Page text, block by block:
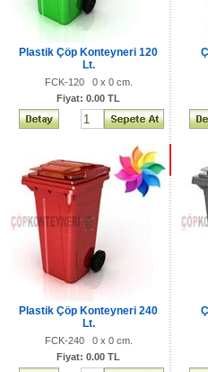
Plastik Çöp Konteyneri 120
Lt.
FCK-120 0 x 0 cm.
Fiyat: 0.00 TL
Plastik Çöp Konteyneri 240
Lt.
FCK-240 0 x 0 cm.
Fiyat: 0.00 TL